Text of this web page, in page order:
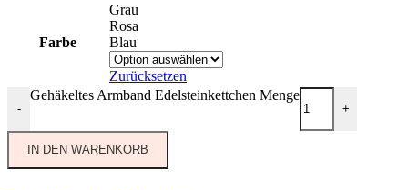
Farbe
Grau
Rosa
Blau
Zurücksetzen
-
Gehäkeltes Armband Edelsteinkettchen Menge
+
IN DEN WARENKORB